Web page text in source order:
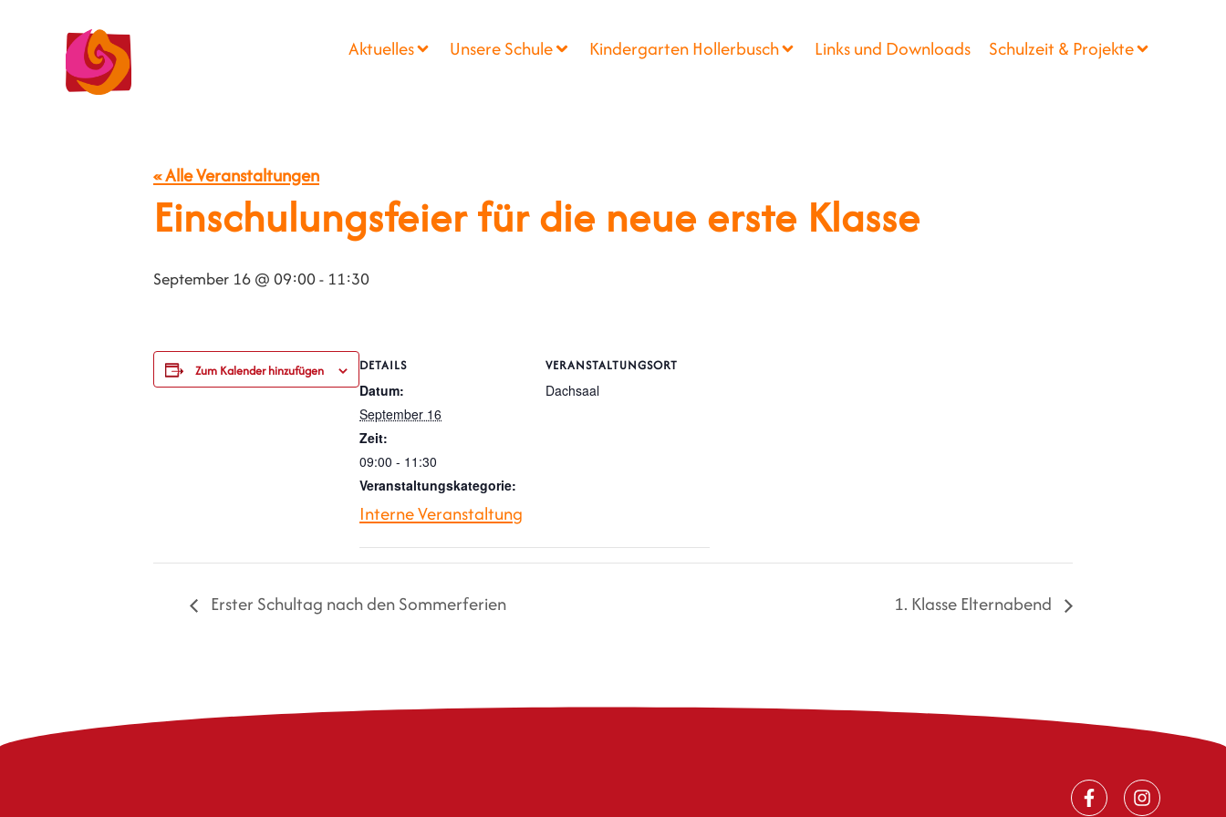
Aktuelles Unsere Schule Kindergarten Hollerbusch Links und Downloads Schulzeit & Projekte
« Alle Veranstaltungen
Einschulungsfeier für die neue erste Klasse
September 16 @ 09:00- 11:30
Zum Kalender hinzufügen DETAILS
Datum:
September 16
Zeit:
09:00 - 11:30
Veranstaltungskategorie:
Interne Veranstaltung
VERANSTALTUNGSORT
Dachsaal
Erster Schultag nach den Sommerferien 1. Klasse Elternabend